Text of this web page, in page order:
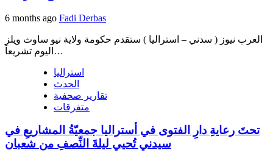
6 months ago Fadi Derbas
العرب نيوز ( سدني – استراليا ) ستقدم حكومة ولاية نيو ساوث ويلز
اليوم تشريعاً…
استراليا
الحدث
تقارير صحفية
متفرقات
تحتَ رعايةِ دارِ الفتوى في أستراليا جمعيّةُ المشاريعِ في
سيدني تُحيي ليلةَ النِّصفِ من شعبان